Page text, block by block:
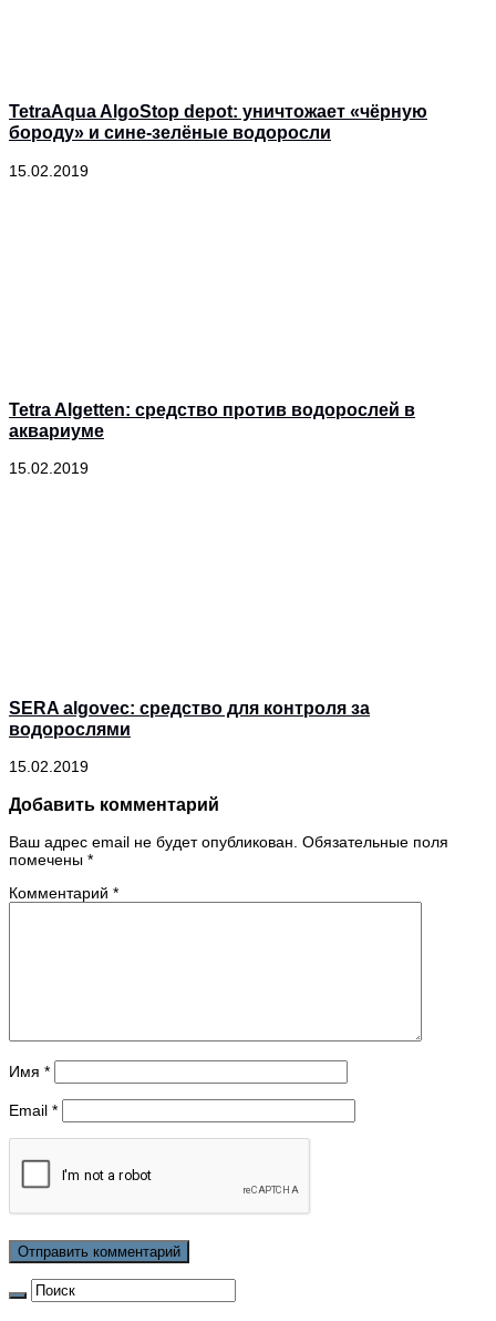
TetraAqua AlgoStop depot: уничтожает «чёрную
бороду» и сине-зелёные водоросли
15.02.2019
Tetra Algetten: средство против водорослей в
аквариуме
15.02.2019
SERA algovec: средство для контроля за
водорослями
15.02.2019
Добавить комментарий
Ваш адрес email не будет опубликован. Обязательные поля
помечены *
Комментарий *
Имя *
Email *